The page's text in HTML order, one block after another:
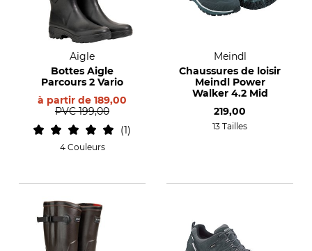
Aigle
Bottes Aigle
Parcours 2 Vario
à partir de 189,00
PVC 199,00
1
4 Couleurs
Meindl
Chaussures de loisir
Meindl Power
Walker 4.2 Mid
219,00
13 Tailles